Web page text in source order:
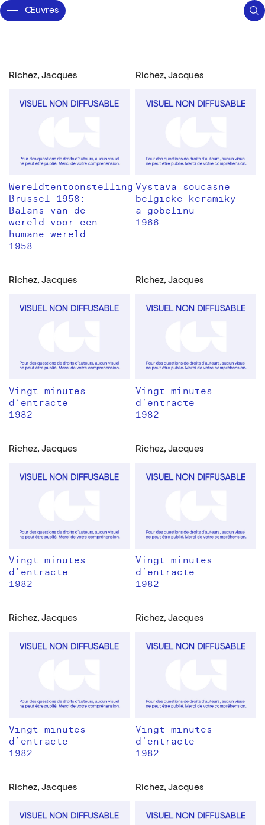
Œuvres
Richez, Jacques
Wereldtentoonstelling
Brussel 1958:
Balans van de
wereld voor een
humane wereld.
1958
Richez, Jacques
Vystava soucasne
belgicke keramiky
a gobelinu
1966
Richez, Jacques
Vingt minutes
d’entracte
1982
Richez, Jacques
Vingt minutes
d’entracte
1982
Richez, Jacques
Vingt minutes
d’entracte
1982
Richez, Jacques
Vingt minutes
d’entracte
1982
Richez, Jacques
Vingt minutes
d’entracte
1982
Richez, Jacques
Vingt minutes
d’entracte
1982
Richez, Jacques Richez, Jacques